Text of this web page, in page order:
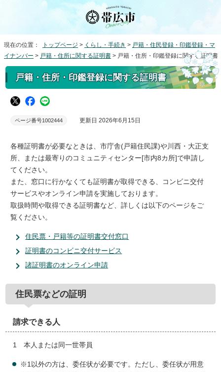
現在の位置： トップページ > くらし・手続き > 戸籍・住民登録・印鑑登録・マ
イナンバー > 戸籍・住所に関する証明書 > 戸籍・住所・印鑑登録に関する証明書
戸籍・住所・印鑑登録に関する証明書
ページ番号1002444 更新日 2026年6月15日
各種証明書が必要なときは、市庁舎(戸籍住民課)や川西・大正支
所、または最寄りのコミュニティセンター[市内8カ所]で申請し
てください。
また、窓口に行かなくても証明書が取得できる、コンビニ交付
サービスやオンライン申請を実施しております。
取扱時間や取得できる証明書など、詳しくは以下のページをご
覧ください。
住民票・戸籍等の証明書交付窓口
証明書のコンビニ交付サービス
諸証明書のオンライン申請
住民票などの証明
請求できる人
1 本人または同一世帯員
※1以外の方は、委任状が必要です。ただし、委任状が用意